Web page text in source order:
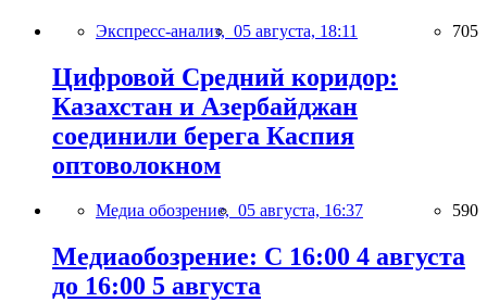
Экспресс-анализ, 05 августа, 18:11 705
Цифровой Средний коридор:
Казахстан и Азербайджан
соединили берега Каспия
оптоволокном
Медиа обозрение, 05 августа, 16:37 590
Медиаобозрение: С 16:00 4 августа
до 16:00 5 августа